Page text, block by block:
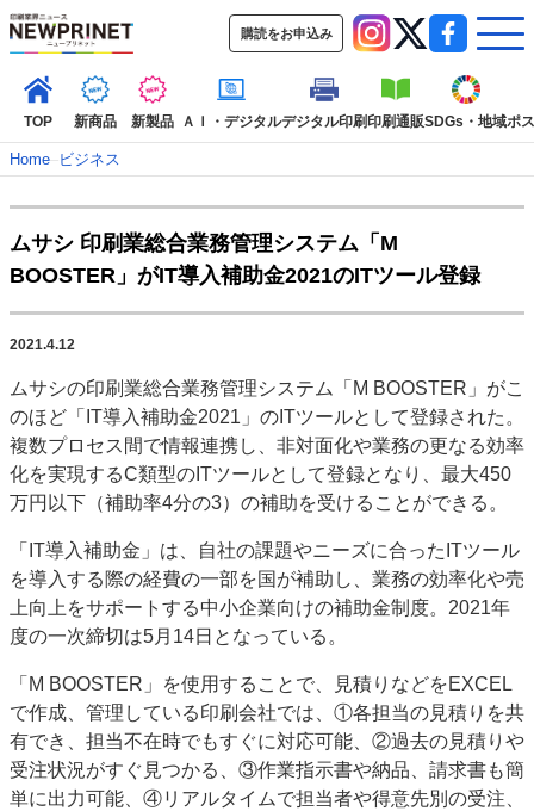
購読をお申込み
TOP 新商品 新製品 ＡＩ・デジタルデジタル印刷印刷通販SDGs・地域ポ
新着記事 特集記事
動画コンテンツ
インタビュー
コレクション
SDGs・地域
ポストプレス ビジネス イベント 信用情報
業界
市場・統計
人事・移転・異動・訃報
特集記事カテゴリー一覧
JAPAN PACK 2023 特集
中古印刷機・製本機特集
2022 見える化・MIS特集
2022 検査・校正特集
特集・デジタル印刷 ～ 新成長軌道を描く
案内
発刊案内
JFPI印刷用語集 印刷機材年鑑
運営
会社案内
購読・購入申し込み
サイトポリシー
Home–ビジネス
ムサシ 印刷業総合業務管理システム「M
BOOSTER」がIT導入補助金2021のITツール登録
2021.4.12
ムサシの印刷業総合業務管理システム「M BOOSTER」がこ
のほど「IT導入補助金2021」のITツールとして登録された。
複数プロセス間で情報連携し、非対面化や業務の更なる効率
化を実現するC類型のITツールとして登録となり、最大450
万円以下（補助率4分の3）の補助を受けることができる。
「IT導入補助金」は、自社の課題やニーズに合ったITツール
を導入する際の経費の一部を国が補助し、業務の効率化や売
上向上をサポートする中小企業向けの補助金制度。2021年
度の一次締切は5月14日となっている。
「M BOOSTER」を使用することで、見積りなどをEXCEL
で作成、管理している印刷会社では、①各担当の見積りを共
有でき、担当不在時でもすぐに対応可能、②過去の見積りや
受注状況がすぐ見つかる、③作業指示書や納品、請求書も簡
単に出力可能、④リアルタイムで担当者や得意先別の受注、